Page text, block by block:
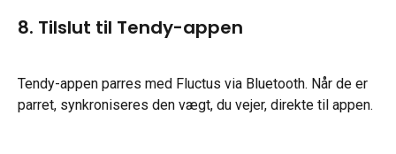
8. Tilslut til Tendy-appen
Tendy-appen parres med Fluctus via Bluetooth. Når de er
parret, synkroniseres den vægt, du vejer, direkte til appen.